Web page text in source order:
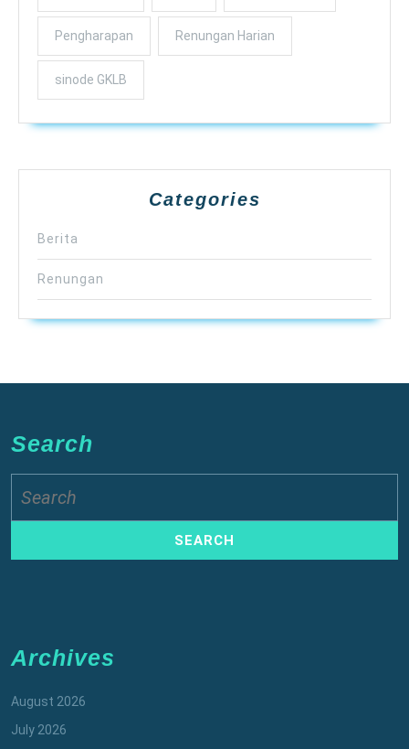
Pengharapan Renungan Harian
sinode GKLB
Categories
Berita
Renungan
Search
for:
Archives
August 2026
July 2026